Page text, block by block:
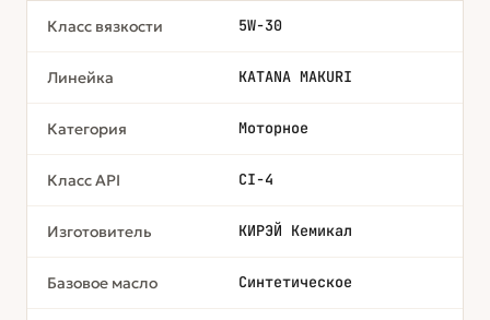
Класс вязкости 5W-30
Линейка KATANA MAKURI
Категория Моторное
Класс API CI-4
Изготовитель КИРЭЙ Кемикал
Базовое масло Синтетическое